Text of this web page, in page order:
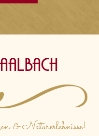
& Naturerlebnisse!